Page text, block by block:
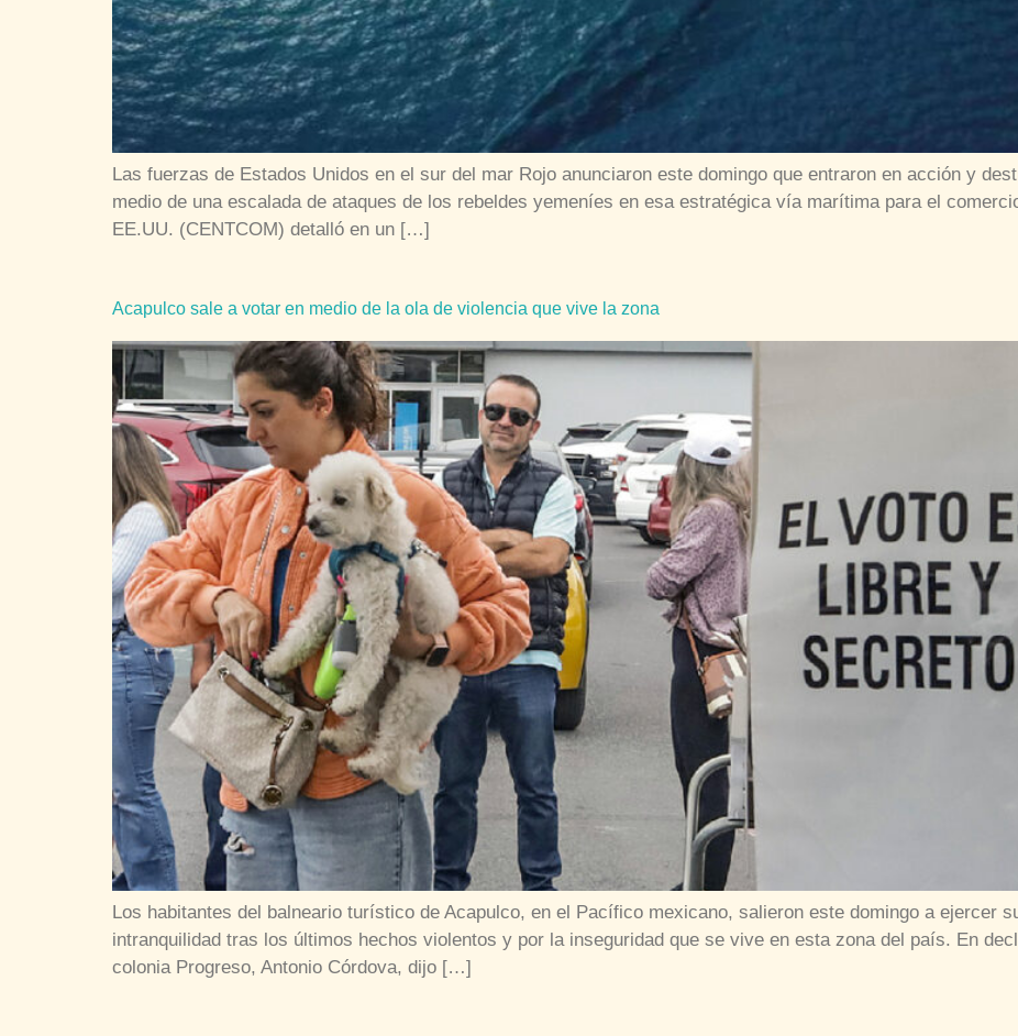
Las fuerzas de Estados Unidos en el sur del mar Rojo anunciaron este domingo que entraron en acción y
medio de una escalada de ataques de los rebeldes yemeníes en esa estratégica vía marítima para el
EE.UU. (CENTCOM) detalló en un […]
Acapulco sale a votar en medio de la ola de violencia que vive la zona
Los habitantes del balneario turístico de Acapulco, en el Pacífico mexicano, salieron este domingo a ejercer
intranquilidad tras los últimos hechos violentos y por la inseguridad que se vive en esta zona del país. En
colonia Progreso, Antonio Córdova, dijo […]